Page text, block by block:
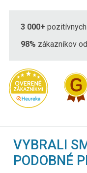
3 000+
98% zákazníkov
VYBRALI
PODOBNÉ